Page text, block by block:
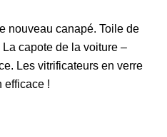
nouveau canapé. Toile de
capote de la voiture –
Les vitrificateurs en verre
efficace !